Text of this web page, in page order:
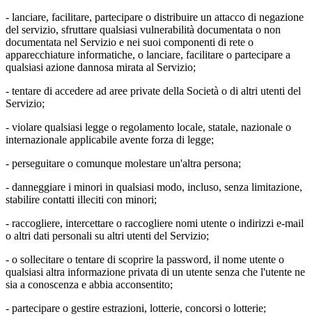
- lanciare, facilitare, partecipare o distribuire un attacco di negazione
del servizio, sfruttare qualsiasi vulnerabilità documentata o non
documentata nel Servizio e nei suoi componenti di rete o
apparecchiature informatiche, o lanciare, facilitare o partecipare a
qualsiasi azione dannosa mirata al Servizio;
- tentare di accedere ad aree private della Società o di altri utenti del
Servizio;
- violare qualsiasi legge o regolamento locale, statale, nazionale o
internazionale applicabile avente forza di legge;
- perseguitare o comunque molestare un'altra persona;
- danneggiare i minori in qualsiasi modo, incluso, senza limitazione,
stabilire contatti illeciti con minori;
- raccogliere, intercettare o raccogliere nomi utente o indirizzi e-mail
o altri dati personali su altri utenti del Servizio;
- o sollecitare o tentare di scoprire la password, il nome utente o
qualsiasi altra informazione privata di un utente senza che l'utente ne
sia a conoscenza e abbia acconsentito;
- partecipare o gestire estrazioni, lotterie, concorsi o lotterie;